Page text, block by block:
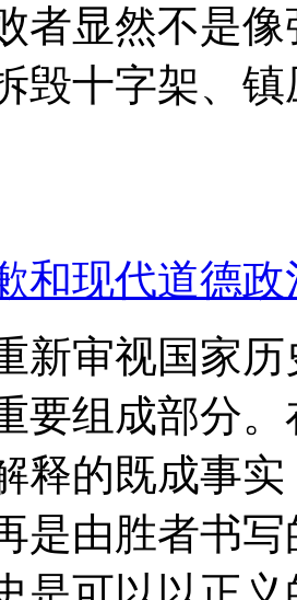
者显然不是
毁十字架、
和现代道德政
新审视国家
要组成部分
释的既成事
是由胜者书